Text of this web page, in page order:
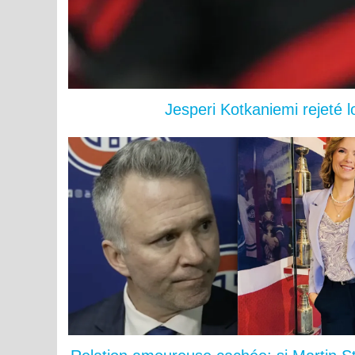
Jesperi Kotkaniemi rejeté